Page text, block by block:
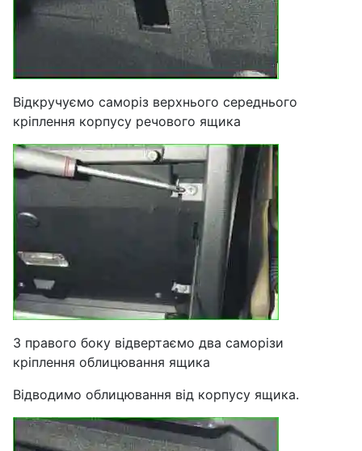
Відкручуємо саморіз верхнього середнього
кріплення корпусу речового ящика
З правого боку відвертаємо два саморізи
кріплення облицювання ящика
Відводимо облицювання від корпусу ящика.